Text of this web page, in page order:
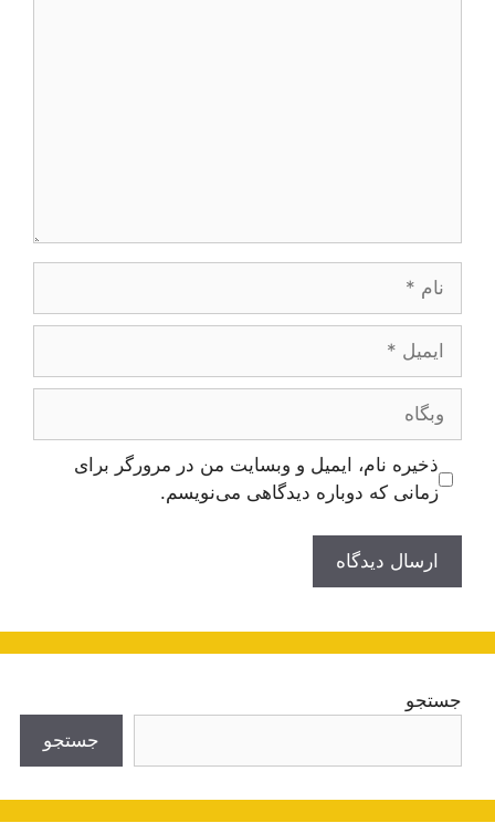
ایمیل
وبگاه
ذخیره نام، ایمیل و وبسایت من در مرورگر برای
زمانی که دوباره دیدگاهی می‌نویسم.
جستجو
جستجو